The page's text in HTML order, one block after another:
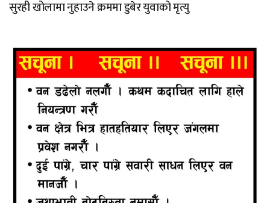
सुरही खोलामा नुहाउने क्रममा डुबेर युवाको मृत्यु